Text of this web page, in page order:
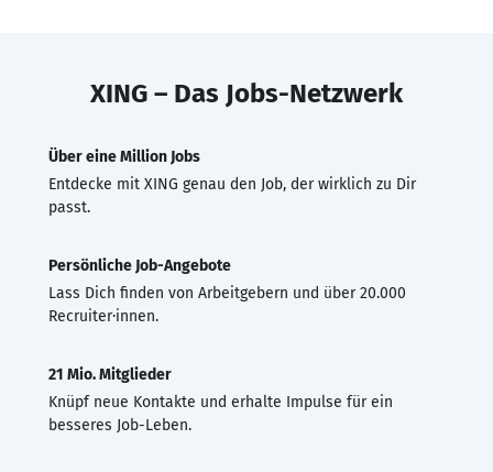
XING – Das Jobs-Netzwerk
Über eine Million Jobs
Entdecke mit XING genau den Job, der wirklich zu Dir
passt.
Persönliche Job-Angebote
Lass Dich finden von Arbeitgebern und über 20.000
Recruiter·innen.
21 Mio. Mitglieder
Knüpf neue Kontakte und erhalte Impulse für ein
besseres Job-Leben.